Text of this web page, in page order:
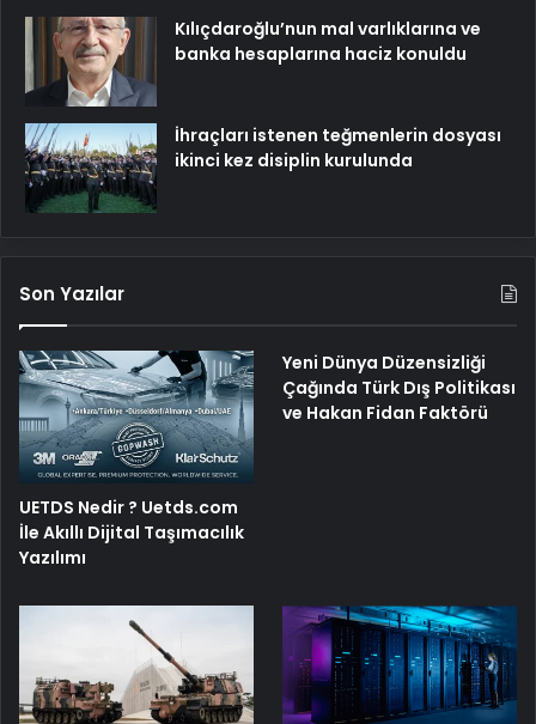
Kılıçdaroğlu’nun mal varlıklarına ve
banka hesaplarına haciz konuldu
İhraçları istenen teğmenlerin dosyası
ikinci kez disiplin kurulunda
Son Yazılar
UETDS Nedir ? Uetds.com
İle Akıllı Dijital Taşımacılık
Yazılımı
Yeni Dünya Düzensizliği
Çağında Türk Dış Politikası
ve Hakan Fidan Faktörü